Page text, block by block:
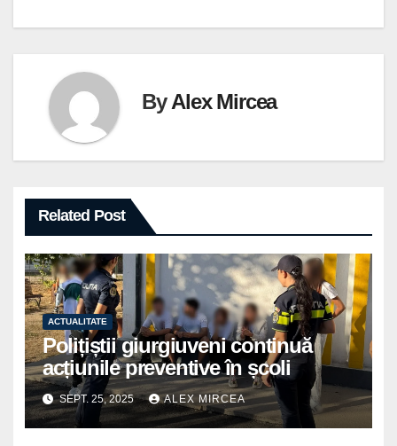
ByAlex Mircea
Related Post
ACTUALITATE
Polițiștii giurgiuveni continuă
acțiunile preventive în școli
SEPT. 25, 2025 ALEX MIRCEA